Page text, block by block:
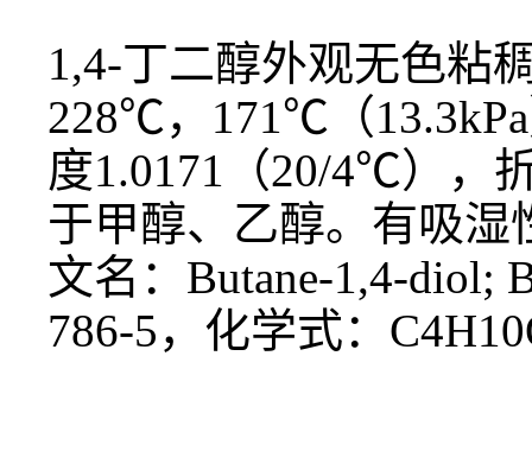
1,4-丁二醇外观无色粘
228℃，171℃（
度1.0171（20/4℃），
于甲醇、乙醇。有吸湿
文名： Butane-1,4-diol;
786-5， 化学式：